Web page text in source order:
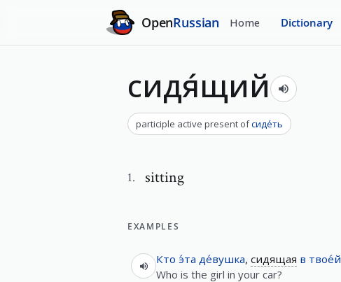
OpenRussian Home Dictionary
сидя́щий
participle active present ofсиде́ть
1. sitting
EXAMPLES
Кто э́та де́вушка, сидящая в твое́й
Who is the girl in your car?